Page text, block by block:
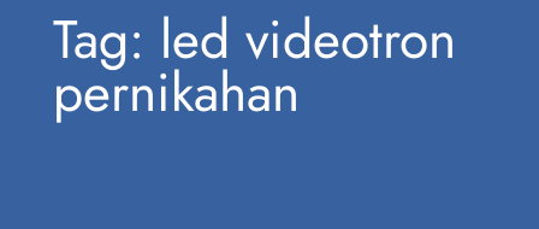
Tag: led videotron
pernikahan